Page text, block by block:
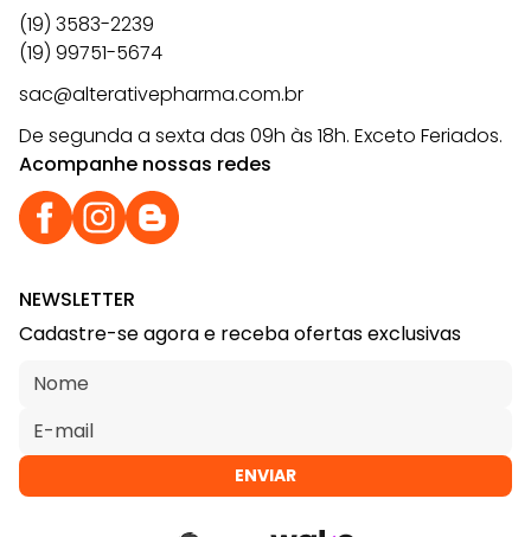
(19) 3583-2239
(19) 99751-5674
sac@alterativepharma.com.br
De segunda a sexta das 09h às 18h. Exceto Feriados.
Acompanhe nossas redes
NEWSLETTER
Cadastre-se agora e receba ofertas exclusivas
ENVIAR